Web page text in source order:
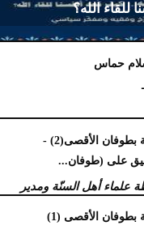
للقاء الله؟
حماس
الأحكام الشرعية المتعلقة بطوفان الأقصى(2) -
على (طوفان...
علماء أهل السنّة ومدير
بطوفان الأقصى (1)